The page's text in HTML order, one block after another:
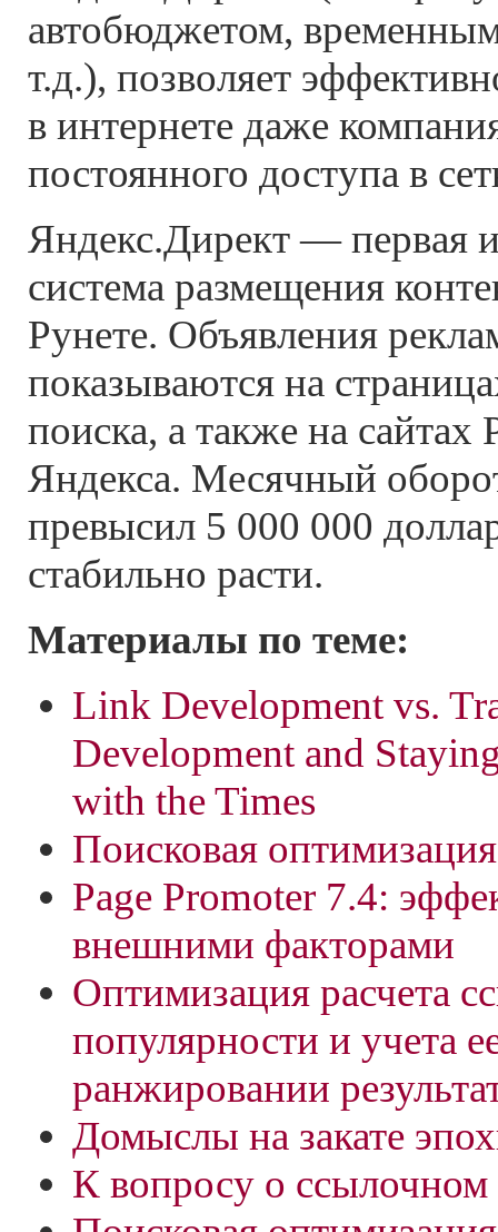
автобюджетом,
т.д.), позволяет
в интернете даже
постоянного доступа в
Яндекс.Директ — первая
система размещения
Рунете. Объявления
показываются на
поиска, а также на сайтах
Яндекса. Месячный
превысил 5 000 000
стабильно расти.
Материалы по теме:
Link Development vs.
Development and
with the Times
Поисковая
Page Promoter 7.4:
внешними факторами
Оптимизация расчета
популярности и учета
ранжировании
Домыслы на закате
К вопросу о